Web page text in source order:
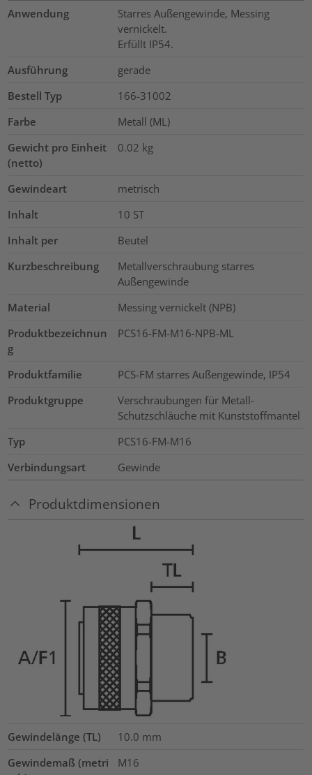
Anwendung
Starres Außengewinde, Messing
vernickelt.
Erfüllt IP54.
Ausführung
gerade
Bestell Typ
166-31002
Farbe
Metall (ML)
Gewicht pro Einheit
(netto)
0.02 kg
Gewindeart
metrisch
Inhalt
10 ST
Inhalt per
Beutel
Kurzbeschreibung
Metallverschraubung starres
Außengewinde
Material
Messing vernickelt (NPB)
Produktbezeichnun
g
PCS16-FM-M16-NPB-ML
Produktfamilie
PCS-FM starres Außengewinde, IP54
Produktgruppe
Verschraubungen für Metall-
Schutzschläuche mit Kunststoffmantel
Typ
PCS16-FM-M16
Verbindungsart
Gewinde
Produktdimensionen
Gewindelänge (TL) 10.0 mm
Gewindemaß (metri
M16